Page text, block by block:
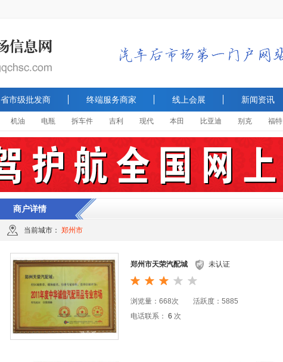
省市级批发商 终端服务商家 线上会展 新闻资讯
机油 电瓶 拆车件 吉利 现代 本田 比亚迪 别克 福特
商户详情
当前城市： 郑州市
郑州市天荣汽配城 未认证
浏览量：668次 活跃度：5885
电话联系： 6 次